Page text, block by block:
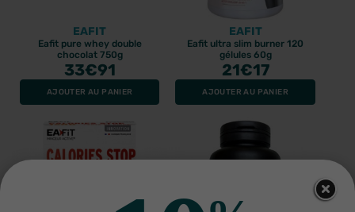
EAFIT
Eafit pure whey double
chocolat 750g
33€91
AJOUTER AU PANIER
EAFIT
Eafit ultra slim burner 120
gélules 60g
21€17
AJOUTER AU PANIER